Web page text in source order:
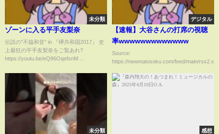
未分類
ゾーンに入る平手友梨奈
伝説の”不協和音” in 『欅共和国2017』 史
上最狂の平手友梨奈をご覧あれ?
https://youtu.be/eQ86OqefsnM ...
デジタル
【速報】大谷さんの打席の視聴
率wwwwwwwwwwwww
Source:
https://newmatosoku.com/feed/main/
未分類 感想